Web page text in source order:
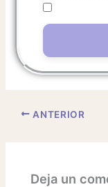
ANTERIOR
Deja un